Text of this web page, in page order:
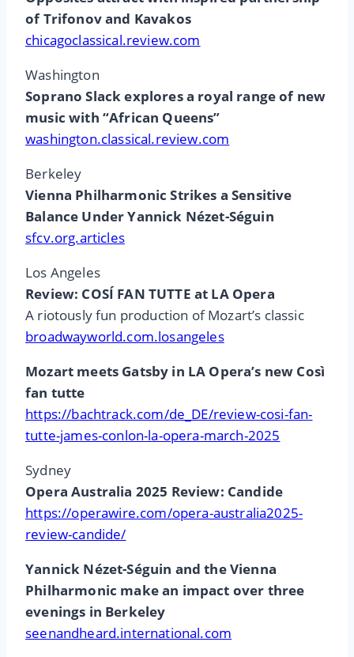
of Trifonov and Kavakos
chicagoclassical.review.com
Washington
Soprano Slack explores a royal range of new
music with “African Queens”
washington.classical.review.com
Berkeley
Vienna Philharmonic Strikes a Sensitive
Balance Under Yannick Nézet-Séguin
sfcv.org.articles
Los Angeles
Review: COSÍ FAN TUTTE at LA Opera
A riotously fun production of Mozart’s classic
broadwayworld.com.losangeles
Mozart meets Gatsby in LA Opera’s new Così
fan tutte
https://bachtrack.com/de_DE/review-cosi-fan-
tutte-james-conlon-la-opera-march-2025
Sydney
Opera Australia 2025 Review: Candide
https://operawire.com/opera-australia2025-
review-candide/
Yannick Nézet-Séguin and the Vienna
Philharmonic make an impact over three
evenings in Berkeley
seenandheard.international.com